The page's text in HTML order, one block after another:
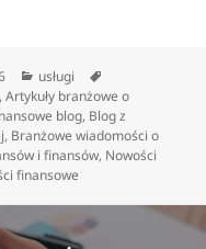
Kategorie
usługi
,Artykuły branżowe o
blog, Blog z
, Branżowe wiadomości o
i finansów, Nowości
finansowe